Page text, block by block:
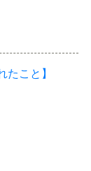
たこと】